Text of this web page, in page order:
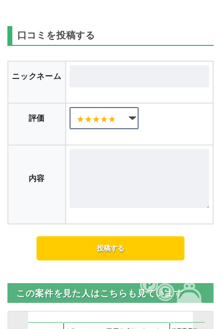
口コミを投稿する
ニックネーム
評価
内容
この案件を見た人はこちらも見ています